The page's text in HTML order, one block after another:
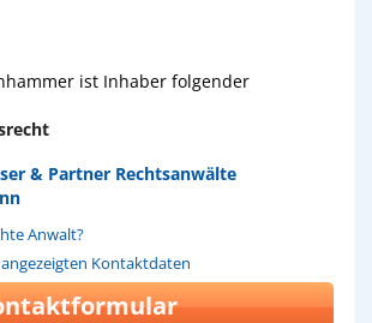
ist Inhaber folgender
& Partner Rechtsanwälte
Anwalt?
Kontaktdaten